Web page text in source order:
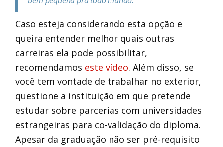
Caso esteja considerando esta opção e
queira entender melhor quais outras
carreiras ela pode possibilitar,
recomendamos este vídeo. Além disso, se
você tem vontade de trabalhar no exterior,
questione a instituição em que pretende
estudar sobre parcerias com universidades
estrangeiras para co-validação do diploma.
Apesar da graduação não ser pré-requisito